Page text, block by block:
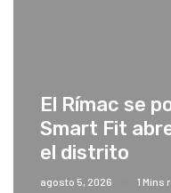
El Rímac se
Smart Fit
el distrito
agosto 5, 2026 1 Mins